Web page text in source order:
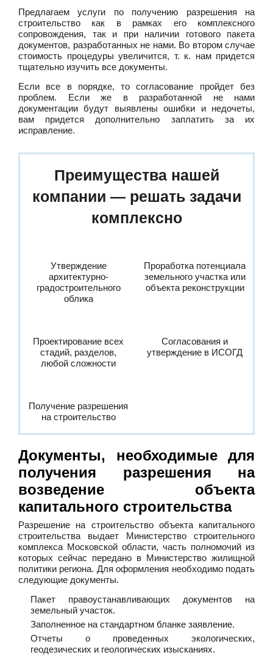
Предлагаем услуги по получению разрешения на
строительство как в рамках его комплексного
сопровождения, так и при наличии готового пакета
документов, разработанных не нами. Во втором случае
стоимость процедуры увеличится, т. к. нам придется
тщательно изучить все документы.
Если все в порядке, то согласование пройдет без
проблем. Если же в разработанной не нами
документации будут выявлены ошибки и недочеты,
вам придется дополнительно заплатить за их
исправление.
Преимущества нашей
компании — решать задачи
комплексно
Утверждение
архитектурно-
градостроительного
облика
Проработка потенциала
земельного участка или
объекта реконструкции
Проектирование всех
стадий, разделов,
любой сложности
Согласования и
утверждение в ИСОГД
Получение разрешения
на строительство
Документы, необходимые для
получения разрешения на
возведение объекта
капитального строительства
Разрешение на строительство объекта капитального
строительства выдает Министерство строительного
комплекса Московской области, часть полномочий из
которых сейчас передано в Министерство жилищной
политики региона. Для оформления необходимо подать
следующие документы.
Пакет правоустанавливающих документов на
земельный участок.
Заполненное на стандартном бланке заявление.
Отчеты о проведенных экологических,
геодезических и геологических изысканиях.